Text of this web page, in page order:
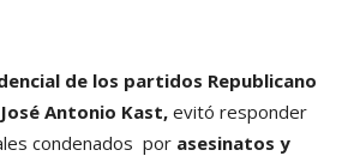
de los partidos Republicano
Antonio Kast, evitó responder
condenados por asesinatos y